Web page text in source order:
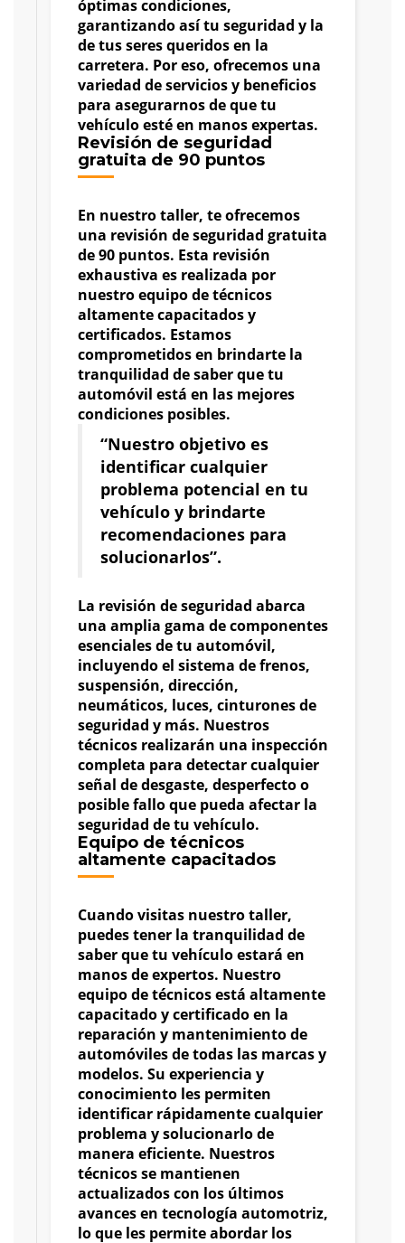
óptimas condiciones,
garantizando así tu seguridad y la
de tus seres queridos en la
carretera. Por eso, ofrecemos una
variedad de servicios y beneficios
para asegurarnos de que tu
vehículo esté en manos expertas.
Revisión de seguridad
gratuita de 90 puntos
En nuestro taller, te ofrecemos
una revisión de seguridad gratuita
de 90 puntos. Esta revisión
exhaustiva es realizada por
nuestro equipo de técnicos
altamente capacitados y
certificados. Estamos
comprometidos en brindarte la
tranquilidad de saber que tu
automóvil está en las mejores
condiciones posibles.
“Nuestro objetivo es
identificar cualquier
problema potencial en tu
vehículo y brindarte
recomendaciones para
solucionarlos”.
La revisión de seguridad abarca
una amplia gama de componentes
esenciales de tu automóvil,
incluyendo el sistema de frenos,
suspensión, dirección,
neumáticos, luces, cinturones de
seguridad y más. Nuestros
técnicos realizarán una inspección
completa para detectar cualquier
señal de desgaste, desperfecto o
posible fallo que pueda afectar la
seguridad de tu vehículo.
Equipo de técnicos
altamente capacitados
Cuando visitas nuestro taller,
puedes tener la tranquilidad de
saber que tu vehículo estará en
manos de expertos. Nuestro
equipo de técnicos está altamente
capacitado y certificado en la
reparación y mantenimiento de
automóviles de todas las marcas y
modelos. Su experiencia y
conocimiento les permiten
identificar rápidamente cualquier
problema y solucionarlo de
manera eficiente. Nuestros
técnicos se mantienen
actualizados con los últimos
avances en tecnología automotriz,
lo que les permite abordar los